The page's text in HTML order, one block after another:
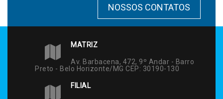
NOSSOS CONTATOS
MATRIZ
Av. Barbacena, 472, 9º Andar - Barro
Preto - Belo Horizonte/MG CEP: 30190-130
FILIAL